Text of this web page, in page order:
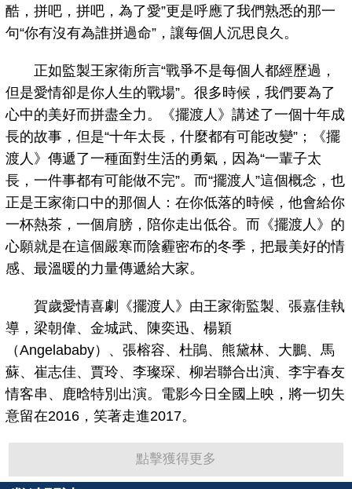
酷，拼吧，拼吧，為了愛”更是呼應了我們熟悉的那一
句“你有沒有為誰拼過命”，讓每個人沉思良久。
正如監製王家衛所言“戰爭不是每個人都經歷過，
但是愛情卻是你人生的戰場”。很多時候，我們要為了
心中的美好而拼盡全力。《擺渡人》講述了一個十年成
長的故事，但是“十年太長，什麼都有可能改變”；《擺
渡人》傳遞了一種面對生活的勇氣，因為“一輩子太
長，一件事都有可能做不完”。而“擺渡人”這個概念，也
正是王家衛口中的那個人：在你低落的時候，他會給你
一杯熱茶，一個肩膀，陪你走出低谷。而《擺渡人》的
心願就是在這個嚴寒而陰霾密布的冬季，把最美好的情
感、最溫暖的力量傳遞給大家。
賀歲愛情喜劇《擺渡人》由王家衛監製、張嘉佳執
導，梁朝偉、金城武、陳奕迅、楊穎
（Angelababy）、張榕容、杜鵑、熊黛林、大鵬、馬
蘇、崔志佳、賈玲、李璨琛、柳岩聯合出演、李宇春友
情客串、鹿晗特別出演。電影今日全國上映，將一切失
意留在2016，笑著走進2017。
點擊獲得更多